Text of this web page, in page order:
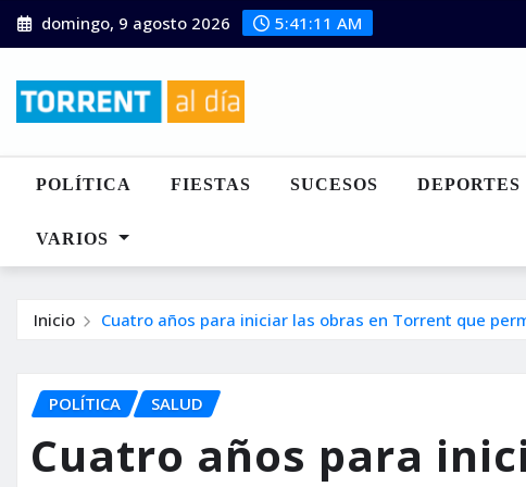
Saltar
al
domingo, 9 agosto 2026 5:41:12 AM
POLÍTICA FIESTAS SUCESOS DEPORTES
VARIOS
Inicio Cuatro años para iniciar las obras en Torrent que
POLÍTICA SALUD
Cuatro años para